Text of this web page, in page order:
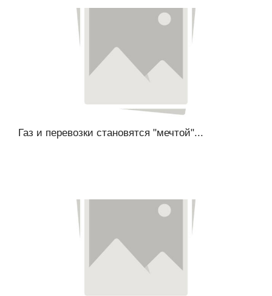
Газ и перевозки становятся "мечтой"...